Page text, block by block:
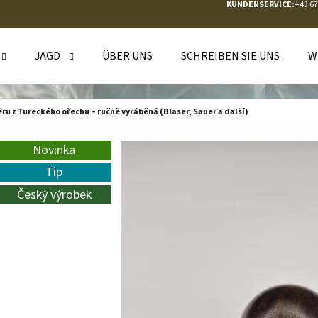
KUNDENSERVICE:+43
JAGD ÜBER UNS SCHREIBEN SIE UNS
z Tureckého ořechu – ručně vyráběná (Blaser, Sauer a další)
Novinka
Tip
Český výrobek
WAS SUCHEN SIE?
SUCHEN